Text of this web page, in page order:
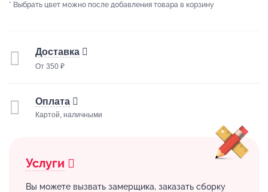
* Выбрать цвет можно после добавления товара в корзину
Доставка
От 350 ₽
Оплата
Картой, наличными
Услуги
Вы можете вызвать замерщика, заказать сборку